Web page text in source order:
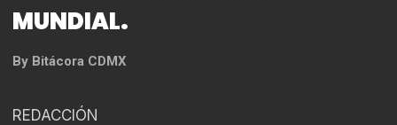
MUNDIAL.
By Bitácora CDMX
REDACCIÓN